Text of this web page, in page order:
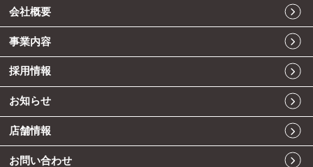
会社概要
事業内容
採用情報
お知らせ
店舗情報
お問い合わせ